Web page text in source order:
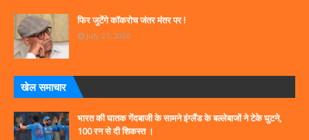
फिर जुटेंगे कॉकरोच जंतर मंतर पर !
July 27, 2026
खेल समाचार
भारत की घातक गेंदबाजी के सामने इंग्लैंड के बल्लेबाजों ने टेके घुटने,
100 रन से दी शिकस्त ।